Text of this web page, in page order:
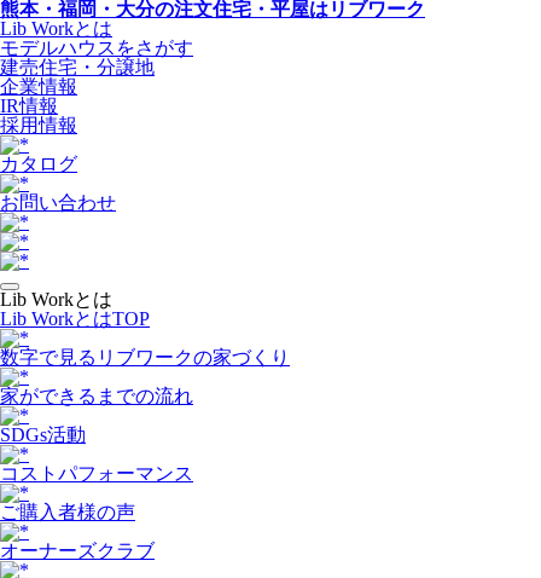
熊本・福岡・大分の注文住宅・平屋はリブワーク
Lib Workとは
モデルハウスをさがす
建売住宅・分譲地
企業情報
IR情報
採用情報
カタログ
お問い合わせ
Lib Workとは
Lib WorkとはTOP
数字で⾒るリブワークの家づくり
家ができるまでの流れ
SDGs活動
コストパフォーマンス
ご購入者様の声
オーナーズクラブ